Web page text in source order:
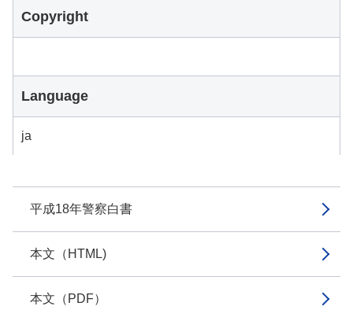
平成18年警察白書
本文（HTML)
本文（PDF）
Copyright
Language
ja